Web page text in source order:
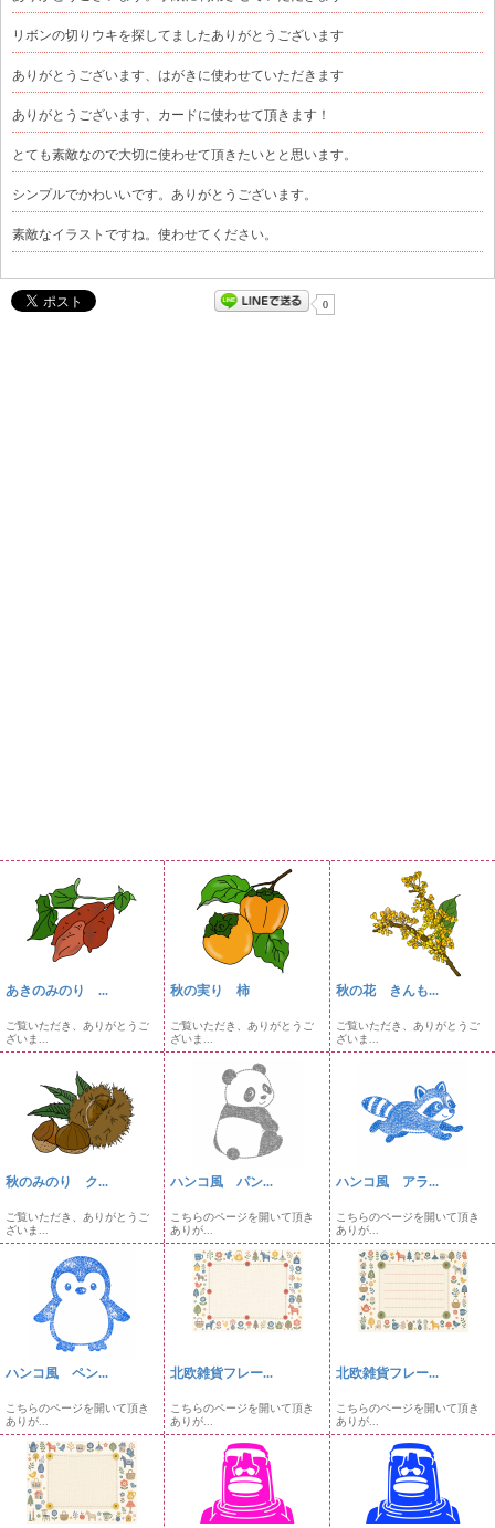
リボンの切りウキを探してましたありがとうございます
ありがとうございます、はがきに使わせていただきます
ありがとうございます、カードに使わせて頂きます！
とても素敵なので大切に使わせて頂きたいとと思います。
シンプルでかわいいです。ありがとうございます。
素敵なイラストですね。使わせてください。
0
あきのみのり ...
ご覧いただき、ありがとうご
ざいま...
秋の実り 柿
ご覧いただき、ありがとうご
ざいま...
秋の花 きんも...
ご覧いただき、ありがとうご
ざいま...
秋のみのり ク...
ご覧いただき、ありがとうご
ざいま...
ハンコ風 パン...
こちらのページを開いて頂き
ありが...
ハンコ風 アラ...
こちらのページを開いて頂き
ありが...
ハンコ風 ペン...
こちらのページを開いて頂き
ありが...
北欧雑貨フレー...
こちらのページを開いて頂き
ありが...
北欧雑貨フレー...
こちらのページを開いて頂き
ありが...